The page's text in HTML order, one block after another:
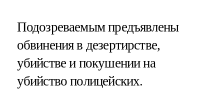
Подозреваемым предъявлены
обвинения в дезертирстве,
убийстве и покушении на
убийство полицейских.